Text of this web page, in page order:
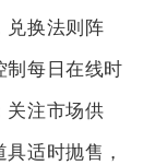
兑换法则阵
制每日在线时
关注市场供
适时抛售，